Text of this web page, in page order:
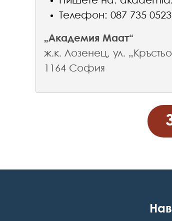
Телефон: 087 735 0523
„Академия Маат“
ж.к. Лозенец, ул.
1164 София